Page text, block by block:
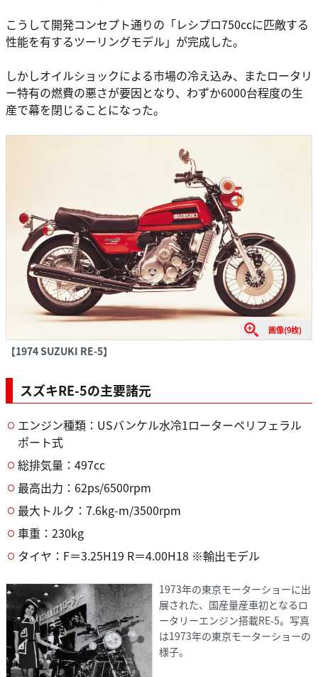
こうして開発コンセプト通りの「レシプロ750ccに匹敵する
性能を有するツーリングモデル」が完成した。
しかしオイルショックによる市場の冷え込み、またロータリ
ー特有の燃費の悪さが要因となり、わずか6000台程度の生
産で幕を閉じることになった。
画像(9枚)
【1974 SUZUKI RE-5】
スズキRE-5の主要諸元
エンジン種類：USバンケル水冷1ローターペリフェラル
ポート式
総排気量：497cc
最高出力：62ps/6500rpm
最大トルク：7.6kg-m/3500rpm
車重：230kg
タイヤ：F＝3.25H19 R＝4.00H18 ※輸出モデル
1973年の東京モーターショーに出
展された、国産量産車初となるロ
ータリーエンジン搭載RE-5。写真
は1973年の東京モーターショーの
様子。